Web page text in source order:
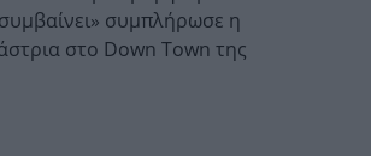
συμπλήρωσε η
στο Down Town της